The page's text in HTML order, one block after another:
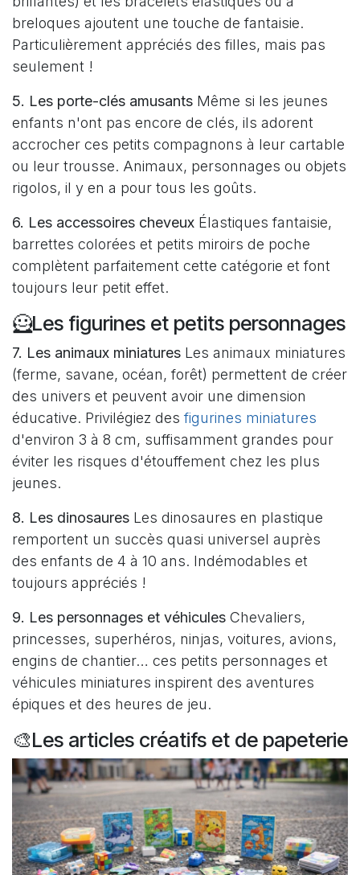
breloques ajoutent une touche de fantaisie.
Particulièrement appréciés des filles, mais pas
seulement !
5. Les porte-clés amusants Même si les jeunes
enfants n'ont pas encore de clés, ils adorent
accrocher ces petits compagnons à leur cartable
ou leur trousse. Animaux, personnages ou objets
rigolos, il y en a pour tous les goûts.
6. Les accessoires cheveux Élastiques fantaisie,
barrettes colorées et petits miroirs de poche
complètent parfaitement cette catégorie et font
toujours leur petit effet.
🦸Les figurines et petits personnages
7. Les animaux miniatures Les animaux miniatures
(ferme, savane, océan, forêt) permettent de créer
des univers et peuvent avoir une dimension
éducative. Privilégiez desfigurines miniatures
d'environ 3 à 8 cm, suffisamment grandes pour
éviter les risques d'étouffement chez les plus
jeunes.
8. Les dinosaures Les dinosaures en plastique
remportent un succès quasi universel auprès
des enfants de 4 à 10 ans. Indémodables et
toujours appréciés !
9. Les personnages et véhicules Chevaliers,
princesses, superhéros, ninjas, voitures, avions,
engins de chantier… ces petits personnages et
véhicules miniatures inspirent des aventures
épiques et des heures de jeu.
🎨Les articles créatifs et de papeterie